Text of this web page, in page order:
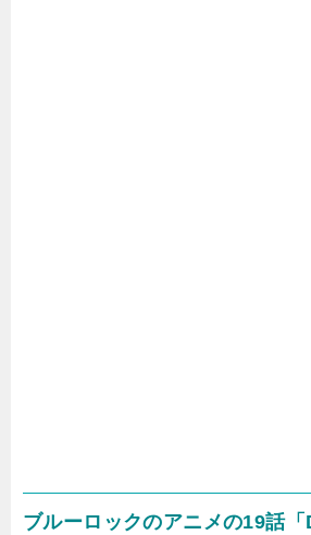
ブルーロックのアニメの19話